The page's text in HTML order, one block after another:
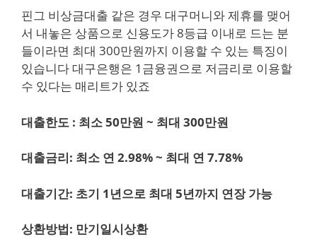
핀그 비상금대출 같은 경우 대구머니와 제휴를 맺어
서 내놓은 상품으로 신용도가 8등급 이내로 드는 분
들이라면 최대 300만원까지 이용할 수 있는 특징이
있습니다 대구은행은 1금융권으로 저금리로 이용할
수 있다는 매리트가 있죠
대출한도 : 최소 50만원 ~ 최대 300만원
대출금리: 최소 연 2.98% ~ 최대 연 7.78%
대출기간: 초기 1년으로 최대 5년까지 연장 가능
상환방법: 만기일시상환